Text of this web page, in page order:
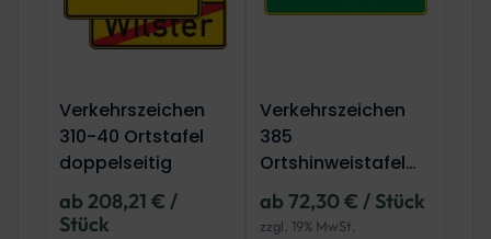
Verkehrszeichen
310-40 Ortstafel
doppelseitig
ab 208,21 € /
Stück
Verkehrszeichen
385
Ortshinweistafel
(einseitig)
ab 72,30 € / Stück
zzgl. 19% MwSt.